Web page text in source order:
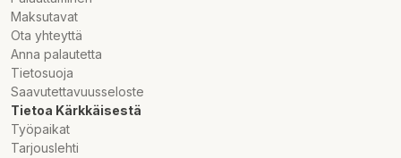
Maksutavat
Ota yhteyttä
Anna palautetta
Tietosuoja
Saavutettavuusseloste
Tietoa Kärkkäisestä
Työpaikat
Tarjouslehti